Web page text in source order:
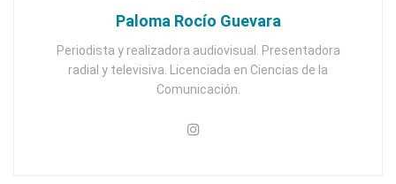
Paloma Rocío Guevara
Periodista y realizadora audiovisual. Presentadora
radial y televisiva. Licenciada en Ciencias de la
Comunicación.